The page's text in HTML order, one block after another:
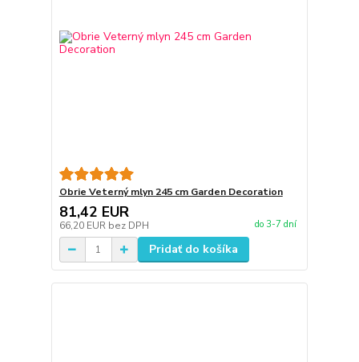
Obrie Veterný mlyn 245 cm Garden Decoration
81,42 EUR
66,20 EUR bez DPH do 3-7 dní
Pridať do košíka